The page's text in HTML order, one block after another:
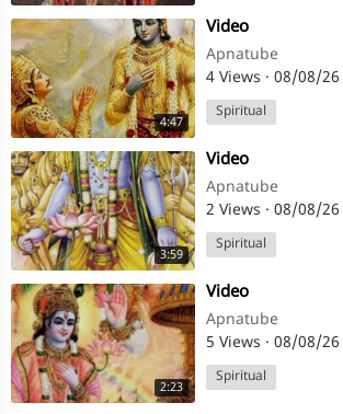
VDO (ग्राम विकास अधिकारी)
हाई कोर्ट क्लर्क / स्टेनोग्राफर
राज्य बिजली विभाग (UPPCL, JVVNL आदि)
4:47
⁣Video
Apnatube
4 Views · 08/08/26
Spiritual
3:59
⁣Video
Apnatube
2 Views · 08/08/26
Spiritual
2:23
⁣Video
Apnatube
5 Views · 08/08/26
Spiritual